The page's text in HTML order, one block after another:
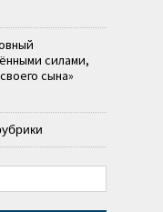
силами,
сына»